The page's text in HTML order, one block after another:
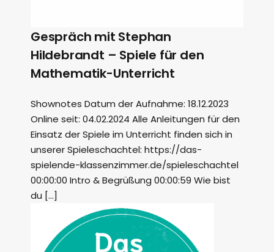
Gespräch mit Stephan
Hildebrandt – Spiele für den
Mathematik-Unterricht
Shownotes Datum der Aufnahme: 18.12.2023
Online seit: 04.02.2024 Alle Anleitungen für den
Einsatz der Spiele im Unterricht finden sich in
unserer Spieleschachtel: https://das-
spielende-klassenzimmer.de/spieleschachtel
00:00:00 Intro & Begrüßung 00:00:59 Wie bist
du […]